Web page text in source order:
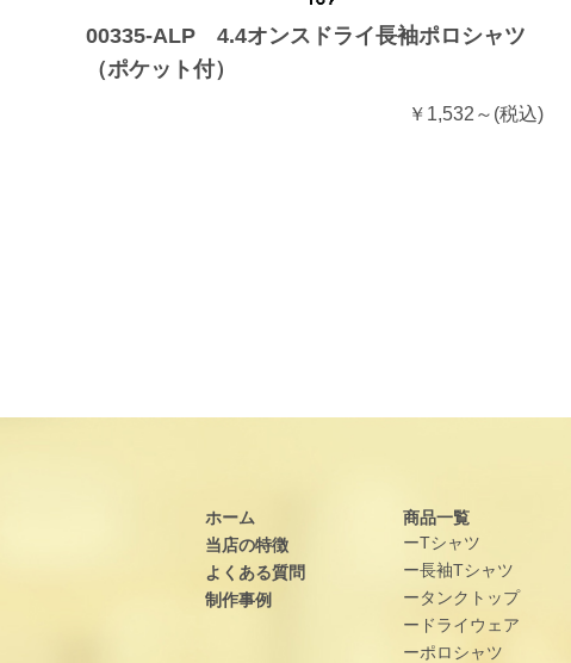
00335-ALP 4.4オンスドライ長袖ポロシャツ
（ポケット付）
￥1,532～ (税込)
ホーム
当店の特徴
よくある質問
制作事例
商品一覧
ーTシャツ
ー長袖Tシャツ
ータンクトップ
ードライウェア
ーポロシャツ